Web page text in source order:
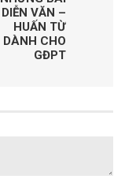
DIỄN VĂN –
HUẤN TỪ
DÀNH CHO
GĐPT